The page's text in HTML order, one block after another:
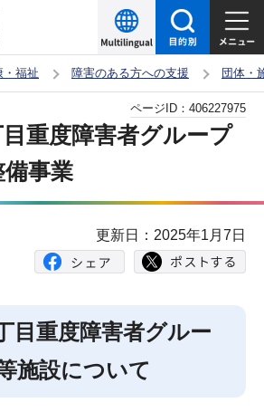
・福祉 障害のある方への支援 団体・
重度障害者グループ
事業
ページID： 406227975
更新日：2025年1月7日
目重度障害者グルー
施設について